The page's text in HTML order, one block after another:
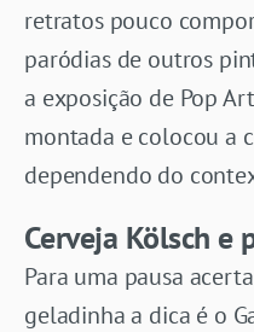
retratos pouco
paródias de outros
a exposição de Pop
montada e colocou a
dependendo do
Cerveja Kölsch e
Para uma pausa
geladinha a dica é o